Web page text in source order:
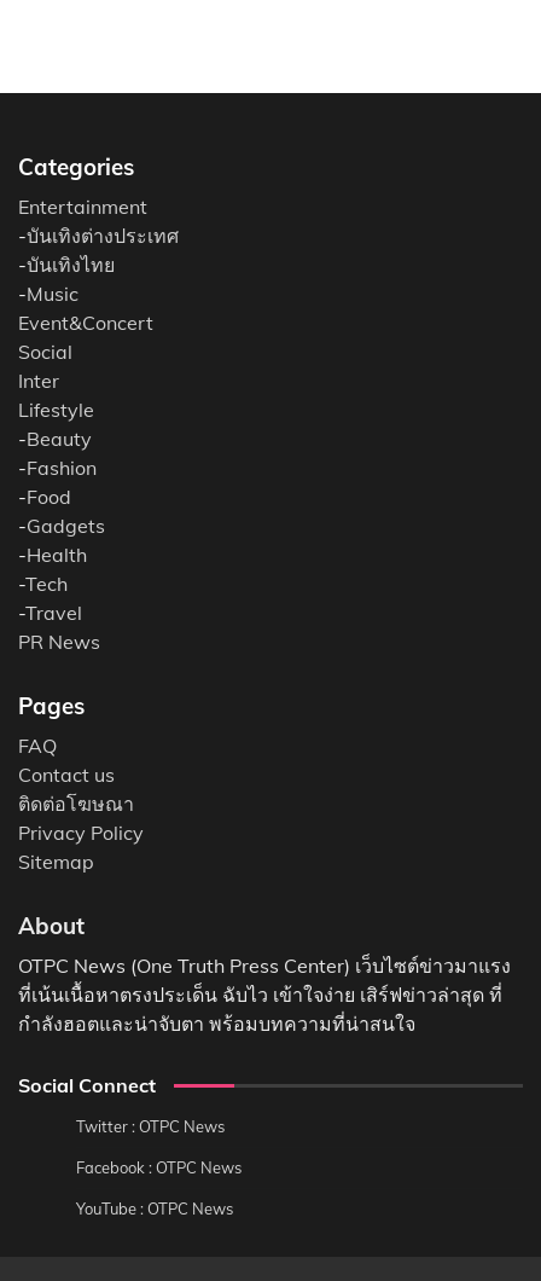
Categories
Entertainment
-บันเทิงต่างประเทศ
-บันเทิงไทย
-Music
Event&Concert
Social
Inter
Lifestyle
-Beauty
-Fashion
-Food
-Gadgets
-Health
-Tech
-Travel
PR News
Pages
FAQ
Contact us
ติดต่อโฆษณา
Privacy Policy
Sitemap
About
OTPC News (One Truth Press Center) เว็บไซต์ข่าวมาแรง
ที่เน้นเนื้อหาตรงประเด็น ฉับไว เข้าใจง่าย เสิร์ฟข่าวล่าสุด ที่
กำลังฮอตและน่าจับตา พร้อมบทความที่น่าสนใจ
Social Connect
Twitter : OTPC News
Facebook : OTPC News
YouTube : OTPC News